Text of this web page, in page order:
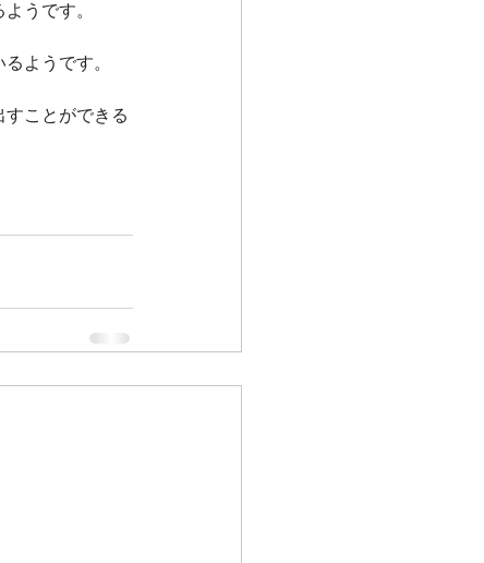
うです。
ようです。
ことができる